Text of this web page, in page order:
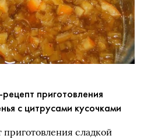
приготовления
с цитрусами кусочками
сладкой